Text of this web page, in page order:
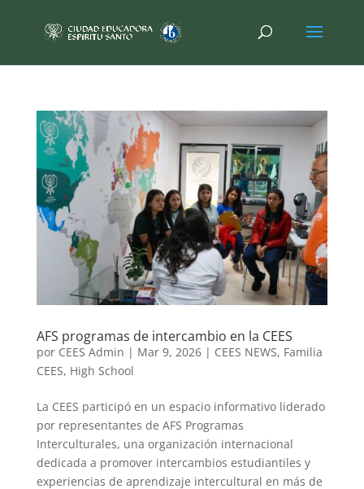
AFS programas de intercambio en la CEES
por CEES Admin | Mar 9, 2026| CEES NEWS, Familia
CEES, High School
La CEES participó en un espacio informativo liderado
por representantes de AFS Programas
Interculturales, una organización internacional
dedicada a promover intercambios estudiantiles y
experiencias de aprendizaje intercultural en más de